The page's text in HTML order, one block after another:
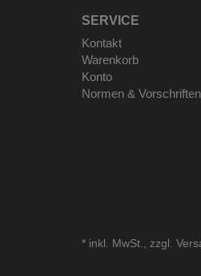
SERVICE
Kontakt
Warenkorb
Konto
Normen & Vorschriften
* inkl. MwSt., zzgl.